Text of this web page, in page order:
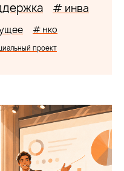
# инва
# нко
проект